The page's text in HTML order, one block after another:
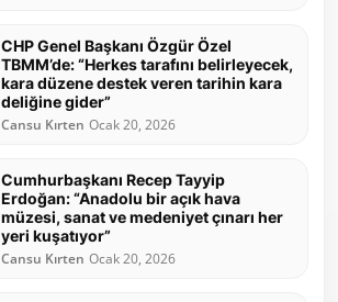
CHP Genel Başkanı Özgür Özel
TBMM’de: “Herkes tarafını belirleyecek,
kara düzene destek veren tarihin kara
deliğine gider”
Cansu Kırten Ocak 20, 2026
Cumhurbaşkanı Recep Tayyip
Erdoğan: “Anadolu bir açık hava
müzesi, sanat ve medeniyet çınarı her
yeri kuşatıyor”
Cansu Kırten Ocak 20, 2026